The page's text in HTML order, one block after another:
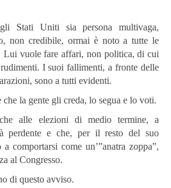
Stati Uniti sia persona multivaga,
non credibile, ormai è noto a tutte le
Lui vuole fare affari, non politica, di cui
I suoi fallimenti, a fronte delle
sono a tutti evidenti.
che la gente gli creda, lo segua e lo voti.
alle elezioni di medio termine, a
perdente e che, per il resto del suo
a comportarsi come un’”anatra zoppa”,
al Congresso.
di questo avviso.